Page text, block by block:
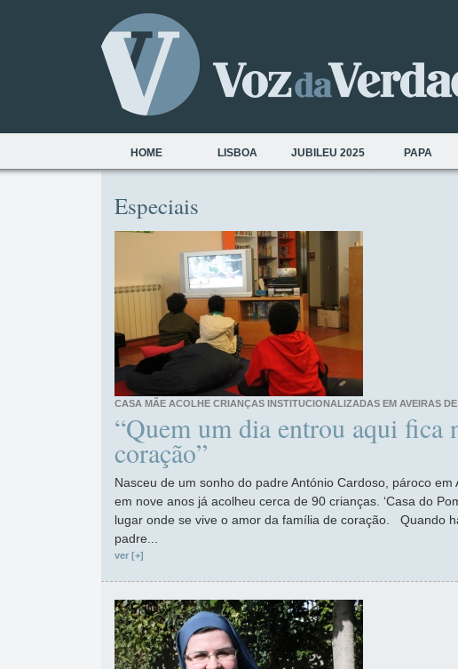
HOME LISBOA JUBILEU 2025 PAPA
Especiais
CASA MÃE ACOLHE CRIANÇAS INSTITUCIONALIZADAS EM AVEIRAS
“Quem um dia entrou aqui fica
coração”
Nasceu de um sonho do padre António Cardoso, pároco em
em nove anos já acolheu cerca de 90 crianças. ‘Casa do
lugar onde se vive o amor da família de coração. Quando
padre...
ver [+]